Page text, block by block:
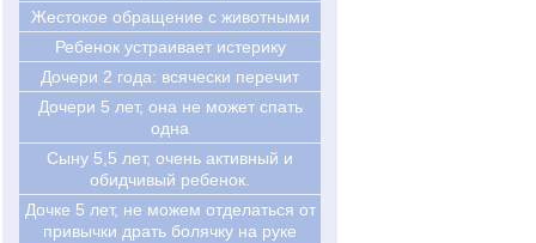
Жестокое обращение с животными
Ребенок устраивает истерику
Дочери 2 года: всячески перечит
Дочери 5 лет, она не может спать
одна
Сыну 5,5 лет, очень активный и
обидчивый ребенок.
Дочке 5 лет, не можем отделаться от
привычки драть болячку на руке